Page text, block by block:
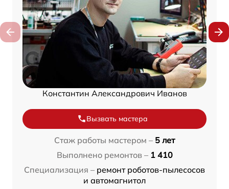
Константин Александрович Иванов
Вызвать мастера
Стаж работы мастером – 5 лет
Выполнено ремонтов – 1 410
Специализация – ремонт роботов-пылесосов
и автомагнитол